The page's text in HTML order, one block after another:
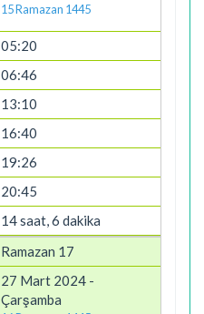
15 Ramazan 1445
05:20
06:46
13:10
16:40
19:26
20:45
14 saat, 6 dakika
Ramazan 17
27 Mart 2024 -
Çarşamba